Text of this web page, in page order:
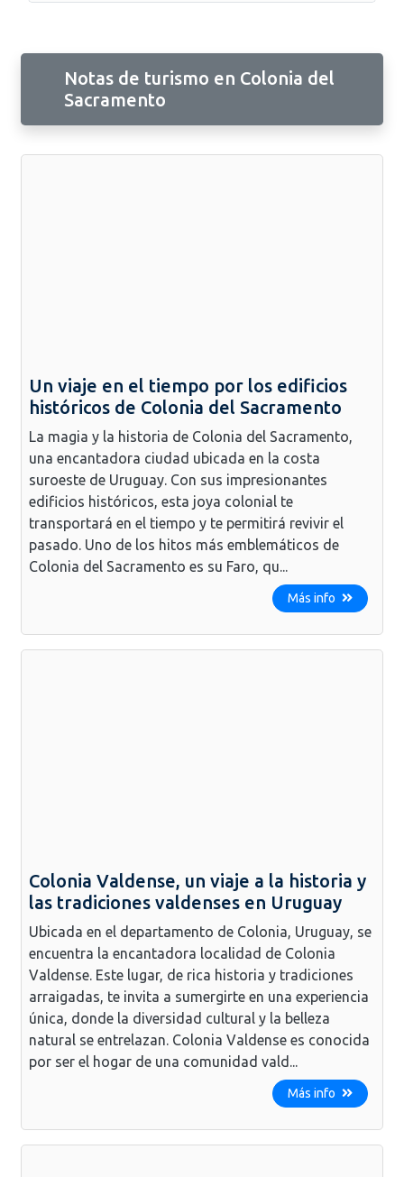
Notas de turismo en Colonia del
Sacramento
Un viaje en el tiempo por los edificios
históricos de Colonia del Sacramento
La magia y la historia de Colonia del Sacramento,
una encantadora ciudad ubicada en la costa
suroeste de Uruguay. Con sus impresionantes
edificios históricos, esta joya colonial te
transportará en el tiempo y te permitirá revivir el
pasado. Uno de los hitos más emblemáticos de
Colonia del Sacramento es su Faro, qu...
Más info
Colonia Valdense, un viaje a la historia y
las tradiciones valdenses en Uruguay
Ubicada en el departamento de Colonia, Uruguay, se
encuentra la encantadora localidad de Colonia
Valdense. Este lugar, de rica historia y tradiciones
arraigadas, te invita a sumergirte en una experiencia
única, donde la diversidad cultural y la belleza
natural se entrelazan. Colonia Valdense es conocida
por ser el hogar de una comunidad vald...
Más info